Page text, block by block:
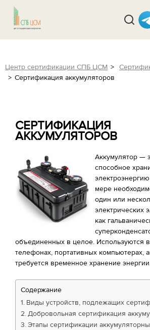
Центр сертификации СПБ ЦСМ
Сертификация аккумуляторов
СЕРТИФИКАЦИЯ
АККУМУЛЯТОРОВ
Аккумулятор —
способное
мере
один или
электрических
как
объединенных в целое. Используются
телефонах, портативных компьютерах,
требуется временное хранение
Содержание
Виды устройств, подлежащих
Добровольная сертификация
Этапы сертификации